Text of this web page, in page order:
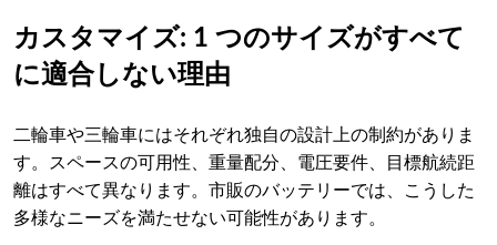
カスタマイズ: 1 つのサイズがすべて
に適合しない理由
二輪車や三輪車にはそれぞれ独自の設計上の制約がありま
す。スペースの可用性、重量配分、電圧要件、目標航続距
離はすべて異なります。市販のバッテリーでは、こうした
多様なニーズを満たせない可能性があります。